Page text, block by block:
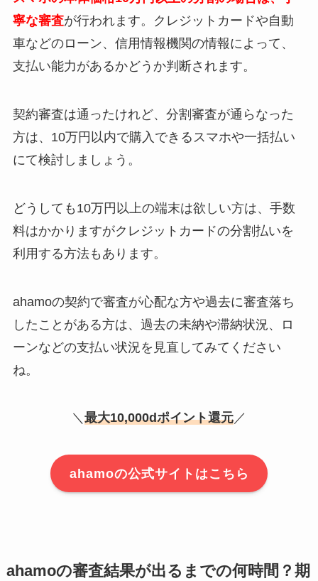
寧な審査が行われます。クレジットカードや自動
車などのローン、信用情報機関の情報によって、
支払い能力があるかどうか判断されます。
契約審査は通ったけれど、分割審査が通らなった
方は、10万円以内で購入できるスマホや一括払い
にて検討しましょう。
どうしても10万円以上の端末は欲しい方は、手数
料はかかりますがクレジットカードの分割払いを
利用する方法もあります。
ahamoの契約で審査が心配な方や過去に審査落ち
したことがある方は、過去の未納や滞納状況、ロ
ーンなどの支払い状況を見直してみてください
ね。
＼ 最大10,000dポイント還元／
ahamoの公式サイトはこちら
ahamoの審査結果が出るまでの何時間？期